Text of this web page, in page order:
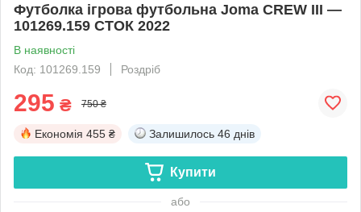
Футболка ігрова футбольна Joma CREW III —
101269.159 СТОК 2022
В наявності
Код: 101269.159
Роздріб
295 ₴ 750 ₴
Економія 455 ₴ Залишилось 46 днів
Купити
або